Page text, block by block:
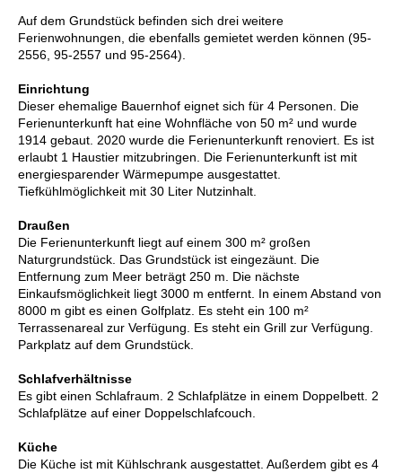
Auf dem Grundstück befinden sich drei weitere
Ferienwohnungen, die ebenfalls gemietet werden können (95-
2556, 95-2557 und 95-2564).
Einrichtung
Dieser ehemalige Bauernhof eignet sich für 4 Personen. Die
Ferienunterkunft hat eine Wohnfläche von 50 m² und wurde
1914 gebaut. 2020 wurde die Ferienunterkunft renoviert. Es ist
erlaubt 1 Haustier mitzubringen. Die Ferienunterkunft ist mit
energiesparender Wärmepumpe ausgestattet.
Tiefkühlmöglichkeit mit 30 Liter Nutzinhalt.
Draußen
Die Ferienunterkunft liegt auf einem 300 m² großen
Naturgrundstück. Das Grundstück ist eingezäunt. Die
Entfernung zum Meer beträgt 250 m. Die nächste
Einkaufsmöglichkeit liegt 3000 m entfernt. In einem Abstand von
8000 m gibt es einen Golfplatz. Es steht ein 100 m²
Terrassenareal zur Verfügung. Es steht ein Grill zur Verfügung.
Parkplatz auf dem Grundstück.
Schlafverhältnisse
Es gibt einen Schlafraum. 2 Schlafplätze in einem Doppelbett. 2
Schlafplätze auf einer Doppelschlafcouch.
Küche
Die Küche ist mit Kühlschrank ausgestattet. Außerdem gibt es 4